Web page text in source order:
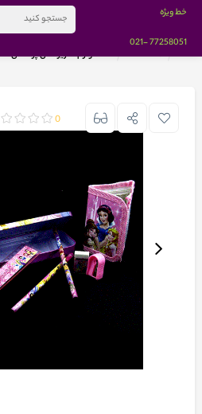
خط ویژه
77258051
-021
خانه
BRANDS ست لوازم تحریر مدل پرنسس ها
0